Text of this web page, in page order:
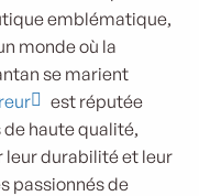
emblématique,
monde où la
se marient
est réputée
haute qualité,
leur durabilité et leur
passionnés de